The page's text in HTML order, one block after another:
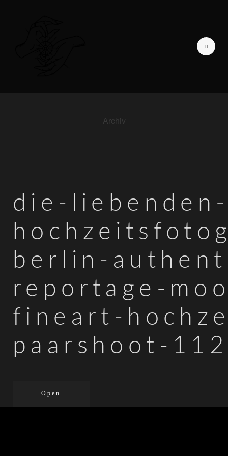
INFORMATIONEN
KONTAKT
Archiv
die-
berlin-
reportage-
fineart-
paarshoot-112
Open